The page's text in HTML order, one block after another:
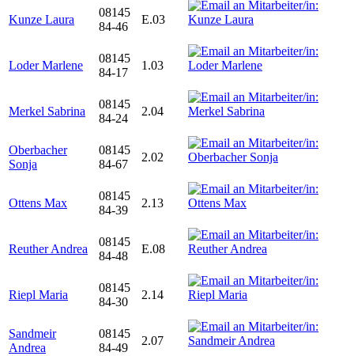
Kunze Laura
08145
84-46
E.03
Loder Marlene
08145
84-17
1.03
Merkel Sabrina
08145
84-24
2.04
Oberbacher
Sonja
08145
84-67
2.02
Ottens Max
08145
84-39
2.13
Reuther Andrea
08145
84-48
E.08
Riepl Maria
08145
84-30
2.14
Sandmeir
Andrea
08145
84-49
2.07